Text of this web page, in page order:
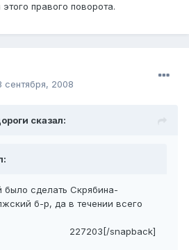
правого поворота.
сентября, 2008
сказал:
было сделать Скрябина-
б-р, да в течении всего
227203[/snapback]